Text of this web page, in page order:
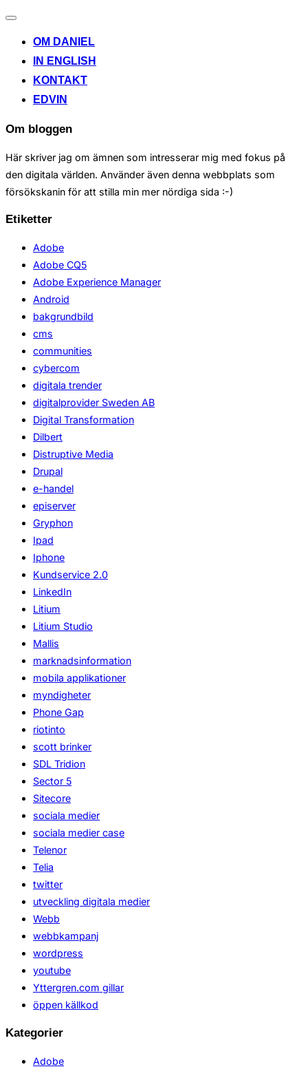
Toggle
OM DANIEL
IN ENGLISH
KONTAKT
EDVIN
Om bloggen
Här skriver jag om ämnen som intresserar mig med fokus på
den digitala världen. Använder även denna webbplats som
försökskanin för att stilla min mer nördiga sida :-)
Etiketter
Adobe
Adobe CQ5
Adobe Experience Manager
Android
bakgrundbild
cms
communities
cybercom
digitala trender
digitalprovider Sweden AB
Digital Transformation
Dilbert
Distruptive Media
Drupal
e-handel
episerver
Gryphon
Ipad
Iphone
Kundservice 2.0
LinkedIn
Litium
Litium Studio
Mallis
marknadsinformation
mobila applikationer
myndigheter
Phone Gap
riotinto
scott brinker
SDL Tridion
Sector 5
Sitecore
sociala medier
sociala medier case
Telenor
Telia
twitter
utveckling digitala medier
Webb
webbkampanj
wordpress
youtube
Yttergren.com gillar
öppen källkod
Kategorier
Adobe